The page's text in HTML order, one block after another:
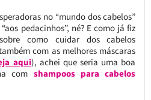
no “mundo dos cabelos”
pedacinhos”, né? E como já fiz
como cuidar dos cabelos
com as melhores máscaras
aqui), achei que seria uma boa
com shampoos para cabelos